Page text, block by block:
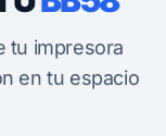
tu impresora
en tu espacio